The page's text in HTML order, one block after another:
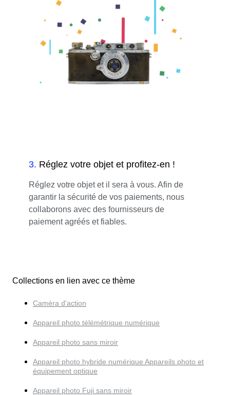
3. Réglez votre objet et profitez-en !
Réglez votre objet et il sera à vous. Afin de
garantir la sécurité de vos paiements, nous
collaborons avec des fournisseurs de
paiement agréés et fiables.
Collections en lien avec ce thème
Caméra d'action
Appareil photo télémétrique numérique
Appareil photo sans miroir
Appareil photo hybride numérique Appareils photo et
équipement optique
Appareil photo Fuji sans miroir